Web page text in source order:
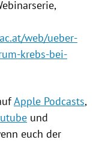
,
web/ueber-
krebs-bei-
Apple Podcasts,
und
euch der